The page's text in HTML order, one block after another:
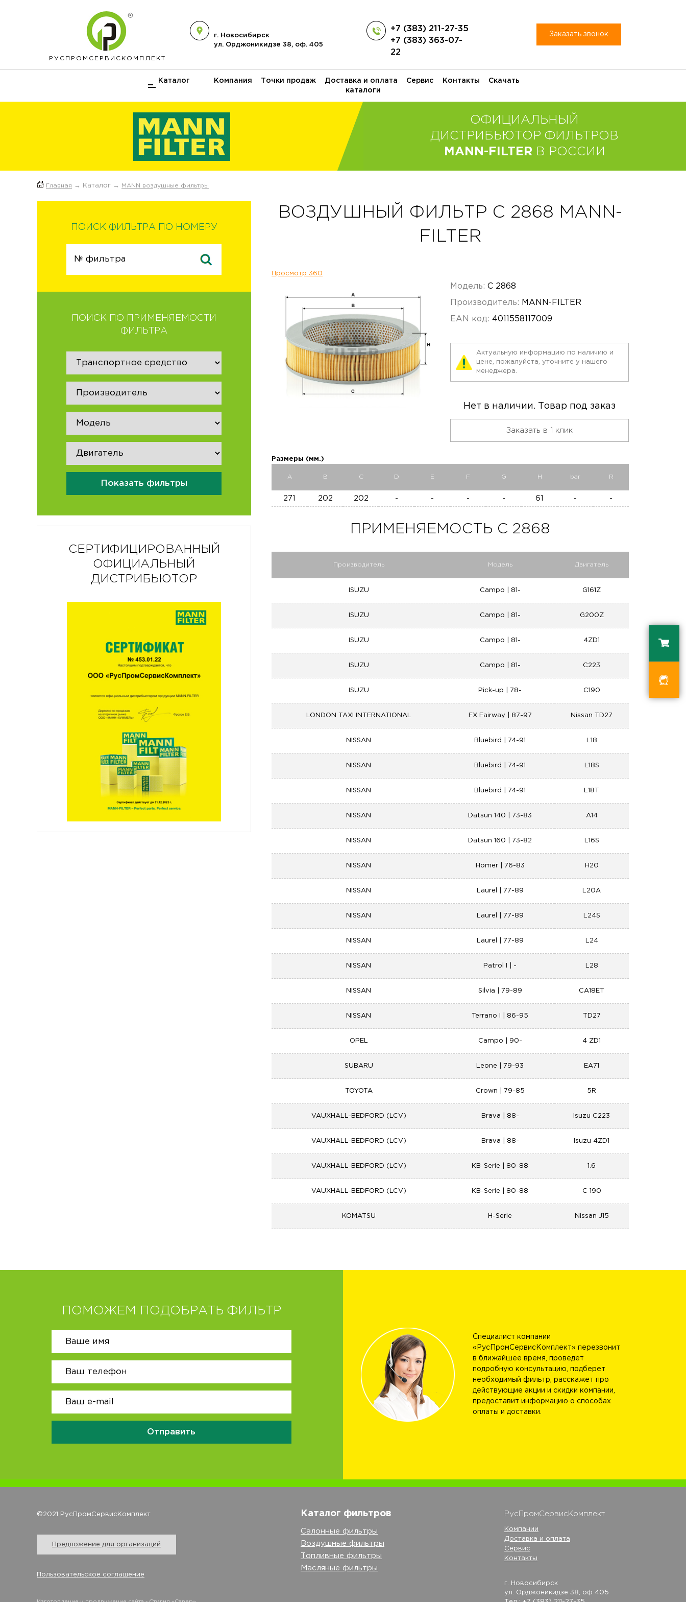
РУСПРОМ СЕРВИСКОМПЛЕКТ
г. Новосибирск
ул. Орджоникидзе 38, оф. 405
+7 (383) 211-27-35
+7 (383) 363-07-
22
Заказать звонок
Каталог Компания Точки продаж Доставка и оплата Сервис Контакты
Скачать
каталоги
ОФИЦИАЛЬНЫЙ
ДИСТРИБЬЮТОР ФИЛЬТРОВ
MANN-FILTER В РОССИИ
Главная → Каталог → MANN воздушные фильтры
ПОИСК ФИЛЬТРА ПО НОМЕРУ
ПОИСК ПО ПРИМЕНЯЕМОСТИ
ФИЛЬТРА
Показать фильтры
СЕРТИФИЦИРОВАННЫЙ
ОФИЦИАЛЬНЫЙ
ДИСТРИБЬЮТОР
ВОЗДУШНЫЙ ФИЛЬТР C 2868 MANN-
FILTER
Просмотр 360
Модель: C 2868
Производитель: MANN-FILTER
EAN код: 4011558117009
Актуальную информацию по наличию и
цене, пожалуйста, уточните у нашего
менеджера.
Нет в наличии. Товар под заказ
Заказать в 1 клик
Размеры (мм.)
A B C D E F G H bar R
271 202 202 - - - - 61 - -
ПРИМЕНЯЕМОСТЬ C 2868
Производитель Модель Двигатель
ISUZU Campo | 81- G161Z
ISUZU Campo | 81- G200Z
ISUZU Campo | 81- 4ZD1
ISUZU Campo | 81- C223
ISUZU Pick-up | 78- C190
LONDON TAXI INTERNATIONAL FX Fairway | 87-97 Nissan TD27
NISSAN Bluebird | 74-91 L18
NISSAN Bluebird | 74-91 L18S
NISSAN Bluebird | 74-91 L18T
NISSAN Datsun 140 | 73-83 A14
NISSAN Datsun 160 | 73-82 L16S
NISSAN Homer | 76-83 H20
NISSAN Laurel | 77-89 L20A
NISSAN Laurel | 77-89 L24S
NISSAN Laurel | 77-89 L24
NISSAN Patrol I | - L28
NISSAN Silvia | 79-89 CA18ET
NISSAN Terrano I | 86-95 TD27
OPEL Campo | 90- 4 ZD1
SUBARU Leone | 79-93 EA71
TOYOTA Crown | 79-85 5R
VAUXHALL-BEDFORD (LCV) Brava | 88- Isuzu C223
VAUXHALL-BEDFORD (LCV) Brava | 88- Isuzu 4ZD1
VAUXHALL-BEDFORD (LCV) KB-Serie | 80-88 1.6
VAUXHALL-BEDFORD (LCV) KB-Serie | 80-88 C 190
KOMATSU H-Serie Nissan J15
ПОМОЖЕМ ПОДОБРАТЬ ФИЛЬТР
Отправить
Специалист компании
«РусПромСервисКомплект» перезвонит
в ближайшее время, проведет
подробную консультацию, подберет
необходимый фильтр, расскажет про
действующие акции и скидки компании,
предоставит информацию о способах
оплаты и доставки.
©2021 РусПромСервисКомплект
Предложение для организаций
Пользовательское соглашение
Каталог фильтров
Салонные фильтры
Воздушные фильтры
Топливные фильтры
Масляные фильтры
РусПромСервисКомплект
Компании
Доставка и оплата
Сервис
Контакты
г. Новосибирск
ул. Орджоникидзе 38, оф 405